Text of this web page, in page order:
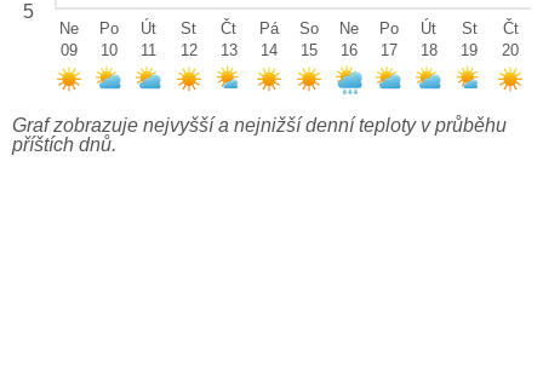
5
Ne
09
Po
10
Út
11
St
12
Čt
13
Pá
14
So
15
Ne
16
Po
17
Út
18
St
19
Čt
20
Graf zobrazuje nejvyšší a nejnižší denní teploty v průběhu
příštích dnů.